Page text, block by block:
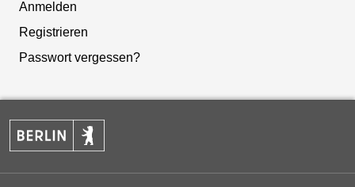
Anmelden
Registrieren
Passwort vergessen?